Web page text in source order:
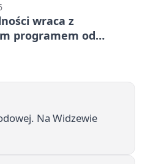
wraca z
programem od
Na Widzewie